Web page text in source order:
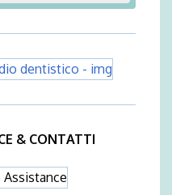
& CONTATTI